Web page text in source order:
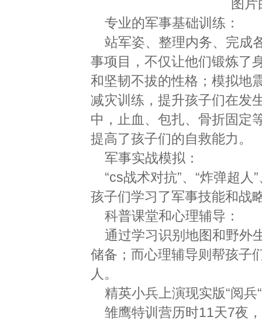
图
专业的军事基础训练：
站军姿、整理内务、完
事项目，不仅让他们锻炼了
和坚韧不拔的性格；模拟地
减灾训练，提升孩子们在发
中，止血、包扎、骨折固定
提高了孩子们的自救能力。
军事实战模拟：
“cs战术对抗”、“炸弹超人
孩子们学习了军事技能和战
科普课堂和心理辅导：
通过学习识别地图和野外
储备；而心理辅导则帮孩子
人。
精英小兵上演现实版“阅兵
雏鹰特训营历时11天7夜